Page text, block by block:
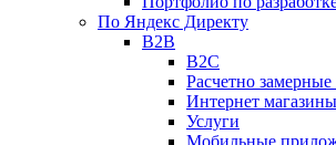
По Яндекс Директу
B2B
B2C
Расчетно
Интернет магазины
Услуги